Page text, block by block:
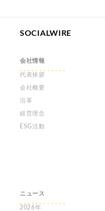
SOCIALWIRE
会社情報
代表挨拶
会社概要
沿革
経営理念
ESG活動
ニュース
2026年